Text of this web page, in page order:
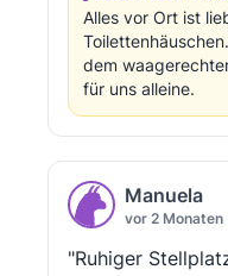
Alles vor Ort ist
dem
für uns alleine.
Manuela
vor 2 Monaten
"Ruhiger